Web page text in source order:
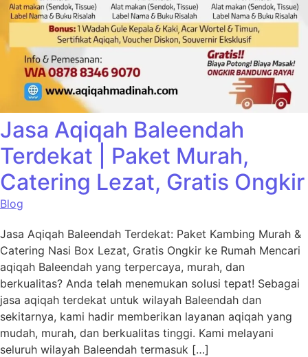
Jasa Aqiqah Baleendah
Terdekat | Paket Murah,
Catering Lezat, Gratis Ongkir
Blog
Jasa Aqiqah Baleendah Terdekat: Paket Kambing Murah &
Catering Nasi Box Lezat, Gratis Ongkir ke Rumah Mencari
aqiqah Baleendah yang terpercaya, murah, dan
berkualitas? Anda telah menemukan solusi tepat! Sebagai
jasa aqiqah terdekat untuk wilayah Baleendah dan
sekitarnya, kami hadir memberikan layanan aqiqah yang
mudah, murah, dan berkualitas tinggi. Kami melayani
seluruh wilayah Baleendah termasuk […]